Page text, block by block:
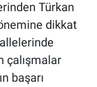
Türkan
dikkat
çalışmalar
başarı